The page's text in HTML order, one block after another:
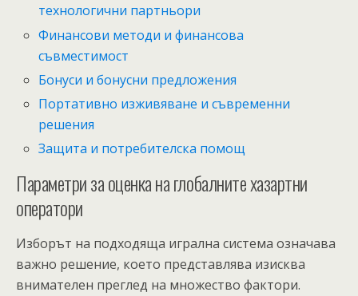
технологични партньори
Финансови методи и финансова
съвместимост
Бонуси и бонусни предложения
Портативно изживяване и съвременни
решения
Защита и потребителска помощ
Параметри за оценка на глобалните хазартни
оператори
Изборът на подходяща игрална система означава
важно решение, което представлява изисква
внимателен преглед на множество фактори.